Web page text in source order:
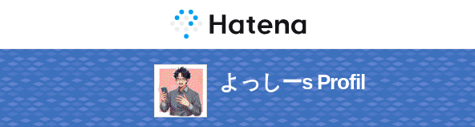
よっしーs Profil